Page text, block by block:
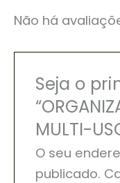
Não há
Seja o
MULTI-
O seu
publicado.